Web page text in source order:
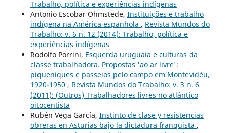
Trabalho, política e experiências indígenas
Antonio Escobar Ohmstede, Instituições e trabalho
indígena na América espanhola , Revista Mundos do
Trabalho: v. 6 n. 12 (2014): Trabalho, política e
experiências indígenas
Rodolfo Porrini, Esquerda uruguaia e culturas da
classe trabalhadora. Propostas 'ao ar livre':
piqueniques e passeios pelo campo em Montevidéu,
1920-1950 , Revista Mundos do Trabalho: v. 3 n. 6
(2011): (Outros) Trabalhadores livres no atlântico
oitocentista
Rubén Vega García, Instinto de clase y resistencias
obreras en Asturias bajo la dictadura franquista ,